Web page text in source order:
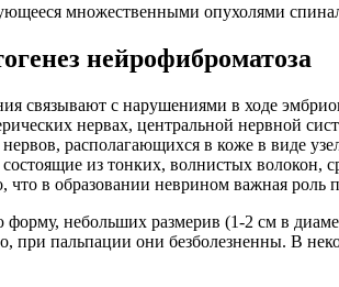
множественными опухолями
нейрофиброматоза
связывают с нарушениями в ходе
нервах, центральной нервной
располагающихся в коже в виде
из тонких, волнистых волокон,
что в образовании неврином важная
небольших размерив (1-2 см в
при пальпации они безболезненны. В